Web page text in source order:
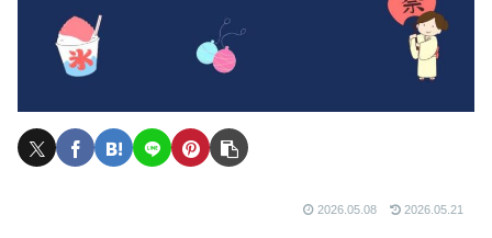
2026.05.08 2026.05.21